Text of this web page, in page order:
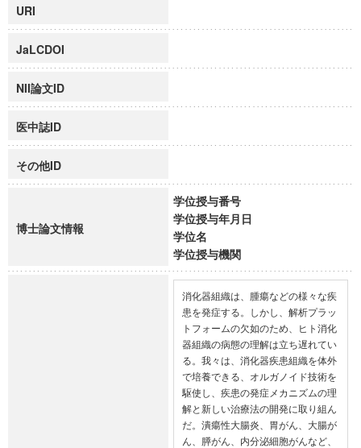
URI
JaLCDOI
NII論文ID
医中誌ID
その他ID
博士論文情報
学位授与番号
学位授与年月日
学位名
学位授与機関
消化器組織は、腫瘍などの様々な疾
患を発症する。しかし、解析プラッ
トフォームの欠如のため、ヒト消化
器組織の病態の理解は立ち遅れてい
る。我々は、消化器疾患組織を体外
で培養できる、オルガノイド技術を
駆使し、疾患の発症メカニズムの理
解と新しい治療法の開発に取り組ん
だ。潰瘍性大腸炎、胃がん、大腸が
ん、膵がん、内分泌細胞がんなど、